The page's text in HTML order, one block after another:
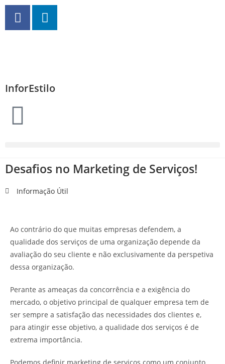
InforEstilo
Desafios no Marketing de Serviços!
Informação Útil
Ao contrário do que muitas empresas defendem, a
qualidade dos serviços de uma organização depende da
avaliação do seu cliente e não exclusivamente da perspetiva
dessa organização.
Perante as ameaças da concorrência e a exigência do
mercado, o objetivo principal de qualquer empresa tem de
ser sempre a satisfação das necessidades dos clientes e,
para atingir esse objetivo, a qualidade dos serviços é de
extrema importância.